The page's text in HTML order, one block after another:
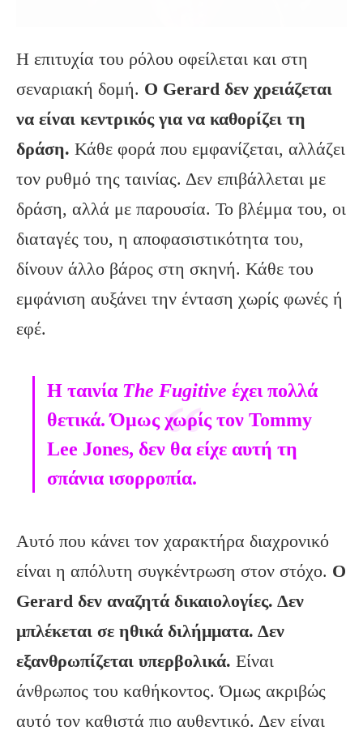
Η επιτυχία του ρόλου οφείλεται και στη
σεναριακή δομή. Ο Gerard δεν χρειάζεται
να είναι κεντρικός για να καθορίζει τη
δράση. Κάθε φορά που εμφανίζεται, αλλάζει
τον ρυθμό της ταινίας. Δεν επιβάλλεται με
δράση, αλλά με παρουσία. Το βλέμμα του, οι
διαταγές του, η αποφασιστικότητα του,
δίνουν άλλο βάρος στη σκηνή. Κάθε του
εμφάνιση αυξάνει την ένταση χωρίς φωνές ή
εφέ.
Η ταινία The Fugitive έχει πολλά
θετικά. Όμως χωρίς τον Tommy
Lee Jones, δεν θα είχε αυτή τη
σπάνια ισορροπία.
Αυτό που κάνει τον χαρακτήρα διαχρονικό
είναι η απόλυτη συγκέντρωση στον στόχο. Ο
Gerard δεν αναζητά δικαιολογίες. Δεν
μπλέκεται σε ηθικά διλήμματα. Δεν
εξανθρωπίζεται υπερβολικά. Είναι
άνθρωπος του καθήκοντος. Όμως ακριβώς
αυτό τον καθιστά πιο αυθεντικό. Δεν είναι